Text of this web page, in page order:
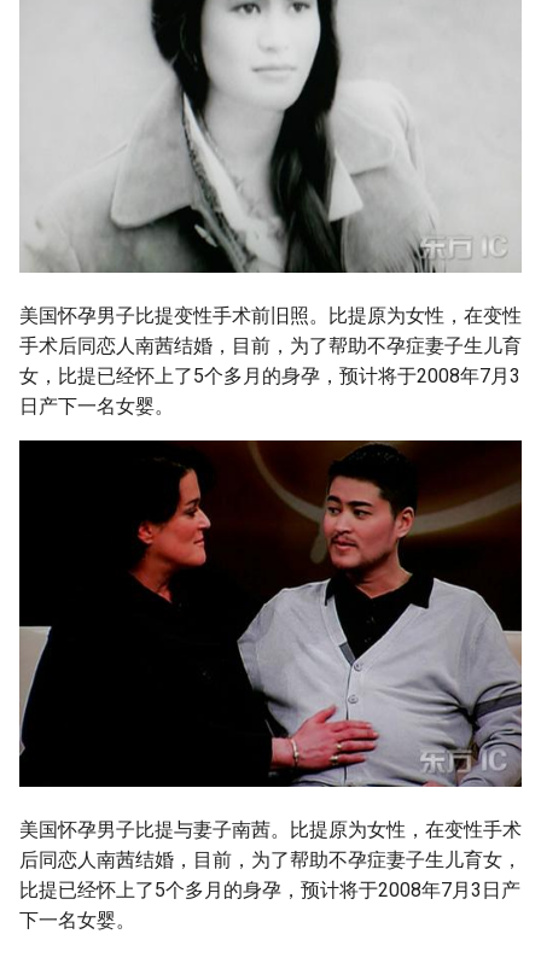
美国怀孕男子比提变性手术前旧照。比提原为女性，在变性
手术后同恋人南茜结婚，目前，为了帮助不孕症妻子生儿育
女，比提已经怀上了5个多月的身孕，预计将于2008年7月3
日产下一名女婴。
美国怀孕男子比提与妻子南茜。比提原为女性，在变性手术
后同恋人南茜结婚，目前，为了帮助不孕症妻子生儿育女，
比提已经怀上了5个多月的身孕，预计将于2008年7月3日产
下一名女婴。